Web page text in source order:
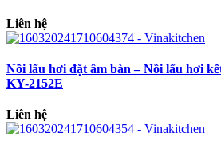
Liên hệ
Nồi lẩu hơi đặt âm bàn – Nồi lẩu hơi
KY-2152E
Liên hệ